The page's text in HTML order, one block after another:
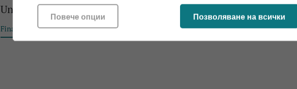
United Airlines вдига цените на билетите с 15–20%
Financial Tribune 08:42,
Позволяване на всички
Повече опции